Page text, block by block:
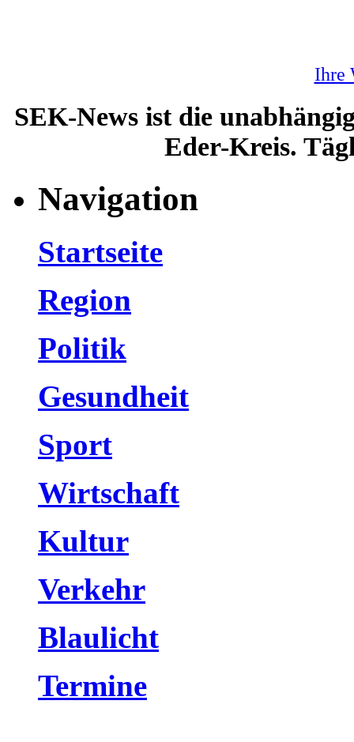
Ihre
SEK-News ist die
Eder-Kreis.
Navigation
Startseite
Region
Politik
Gesundheit
Sport
Wirtschaft
Kultur
Verkehr
Blaulicht
Termine